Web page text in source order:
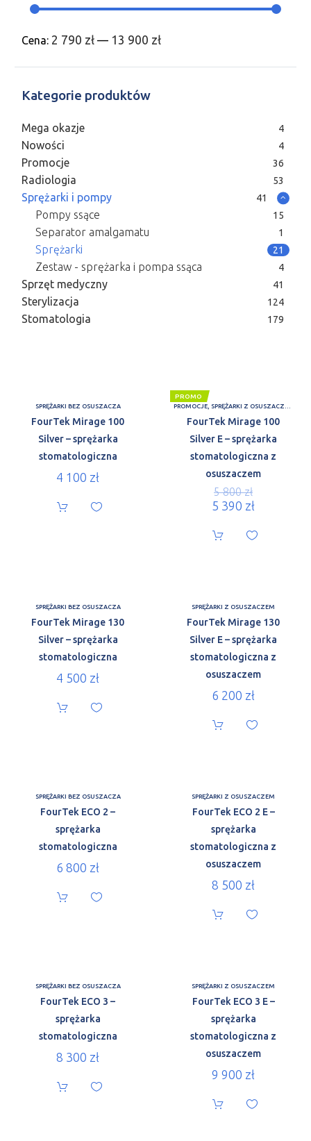
Cena: 2 790 zł — 13 900 zł
Kategorie produktów
Mega okazje 4
Nowości 4
Promocje 36
Radiologia 53
Sprężarki i pompy 41
Pompy ssące 15
Separator amalgamatu 1
Sprężarki 21
Zestaw - sprężarka i pompa ssąca 4
Sprzęt medyczny 41
Sterylizacja 124
Stomatologia 179
SPRĘŻARKI BEZ OSUSZACZA
FourTek Mirage 100
Silver – sprężarka
stomatologiczna
4 100 zł
PROMO
PROMOCJE SPRĘŻARKI Z OSUSZACZEM
FourTek Mirage 100
Silver E – sprężarka
stomatologiczna z
osuszaczem
5 800zł
5 390 zł
SPRĘŻARKI BEZ OSUSZACZA
FourTek Mirage 130
Silver – sprężarka
stomatologiczna
4 500 zł
SPRĘŻARKI Z OSUSZACZEM
FourTek Mirage 130
Silver E – sprężarka
stomatologiczna z
osuszaczem
6 200 zł
SPRĘŻARKI BEZ OSUSZACZA
FourTek ECO 2 –
sprężarka
stomatologiczna
6 800 zł
SPRĘŻARKI Z OSUSZACZEM
FourTek ECO 2 E –
sprężarka
stomatologiczna z
osuszaczem
8 500 zł
SPRĘŻARKI BEZ OSUSZACZA
FourTek ECO 3 –
sprężarka
stomatologiczna
8 300 zł
SPRĘŻARKI Z OSUSZACZEM
FourTek ECO 3 E –
sprężarka
stomatologiczna z
osuszaczem
9 900 zł